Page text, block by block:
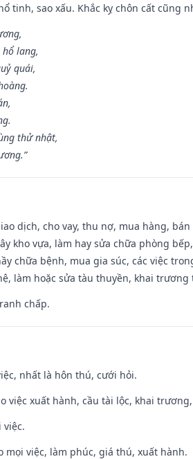
tinh, sao xấu. Khắc kỵ chôn cất cũng
lang,
quái,
thử nhật,
dịch, cho vay, thu nợ, mua hàng,
kho vựa, làm hay sửa chữa phòng
chữa bệnh, mua gia súc, các việc
làm hoặc sửa tàu thuyền, khai
chấp.
nhất là hôn thú, cưới hỏi.
việc xuất hành, cầu tài lộc, khai
việc.
mọi việc, làm phúc, giá thú, xuất hành.